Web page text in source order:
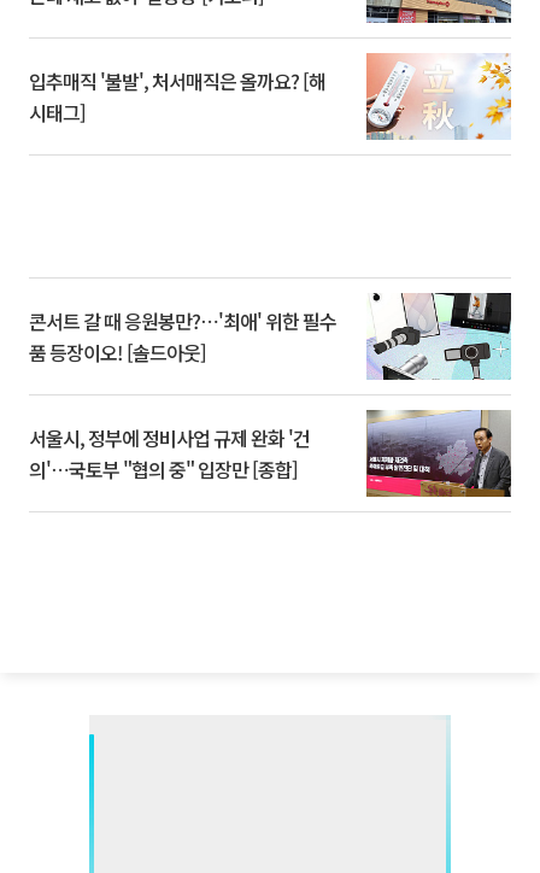
입추매직 '불발', 처서매직은 올까요? [해
시태그]
콘서트 갈 때 응원봉만?⋯'최애' 위한 필수
품 등장이오! [솔드아웃]
서울시, 정부에 정비사업 규제 완화 '건
의'⋯국토부 "협의 중" 입장만 [종합]